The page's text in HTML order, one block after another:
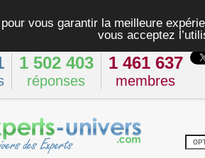
vous garantir la meilleure
vous acceptez
1 502 403
réponses
1 461 637
membres